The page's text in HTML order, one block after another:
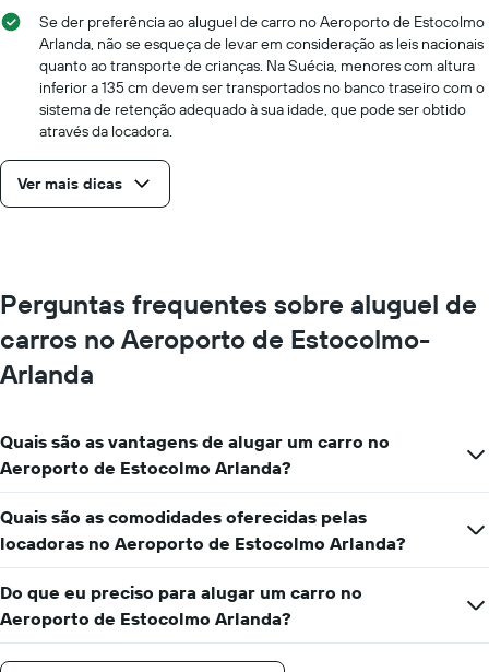
Se der preferência ao aluguel de carro no Aeroporto de Estocolmo
Arlanda, não se esqueça de levar em consideração as leis nacionais
quanto ao transporte de crianças. Na Suécia, menores com altura
inferior a 135 cm devem ser transportados no banco traseiro com o
sistema de retenção adequado à sua idade, que pode ser obtido
através da locadora.
Ver mais dicas
Perguntas frequentes sobre aluguel de
carros no Aeroporto de Estocolmo-
Arlanda
Quais são as vantagens de alugar um carro no
Aeroporto de Estocolmo Arlanda?
Quais são as comodidades oferecidas pelas
locadoras no Aeroporto de Estocolmo Arlanda?
Do que eu preciso para alugar um carro no
Aeroporto de Estocolmo Arlanda?